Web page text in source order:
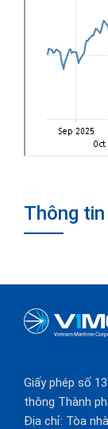
Thông
Giấy phép số
thông Thành
Địa chỉ: Tòa